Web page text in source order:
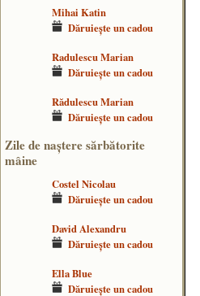
Mihai Katin
Dăruieşte un cadou
Radulescu Marian
Dăruieşte un cadou
Rădulescu Marian
Dăruieşte un cadou
Zile de naştere sărbătorite
mâine
Costel Nicolau
Dăruieşte un cadou
David Alexandru
Dăruieşte un cadou
Ella Blue
Dăruieşte un cadou